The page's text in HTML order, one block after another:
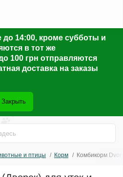
14:00, кроме субботы и
в тот же
100 грн отправляются
доставка на заказы
Закрыть
и птицы Корм Комбикорм